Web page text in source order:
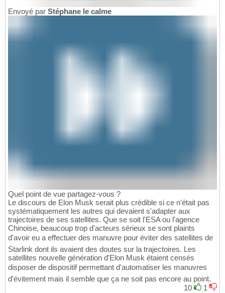
Envoyé par Stéphane le calme
Quel point de vue partagez-vous ?
Le discours de Elon Musk serait plus crédible si ce n'était pas
systématiquement les autres qui devaient s'adapter aux
trajectoires de ses satellites. Que se soit l'ESA ou l'agence
Chinoise, beaucoup trop d'acteurs sérieux se sont plaints
d'avoir eu a effectuer des manuvre pour éviter des satellites de
Starlink dont ils avaient des doutes sur la trajectoires. Les
satellites nouvelle génération d'Elon Musk étaient censés
disposer de dispositif permettant d'automatiser les manuvres
d'évitement mais il semble que ça ne soit pas encore au point.
10
1